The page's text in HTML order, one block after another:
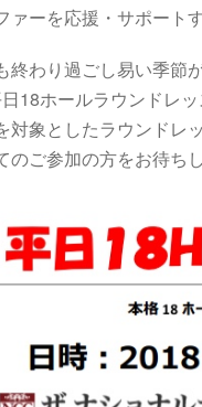
ァーを応援・サポート
終わり過ごし易い季節
18ホールラウンドレ
対象としたラウンドレ
のご参加の方をお待ち